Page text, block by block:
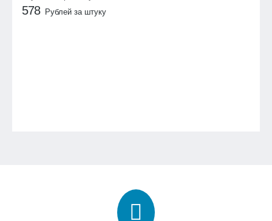
578 Рублей за штуку